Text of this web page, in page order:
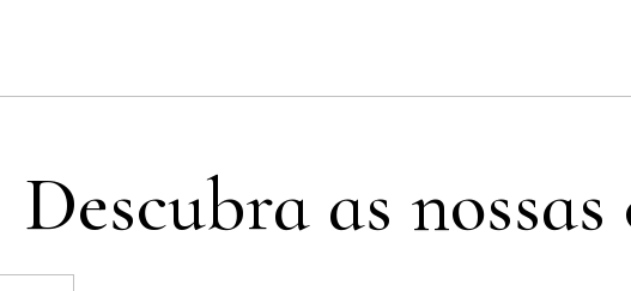
Descubra as nossas